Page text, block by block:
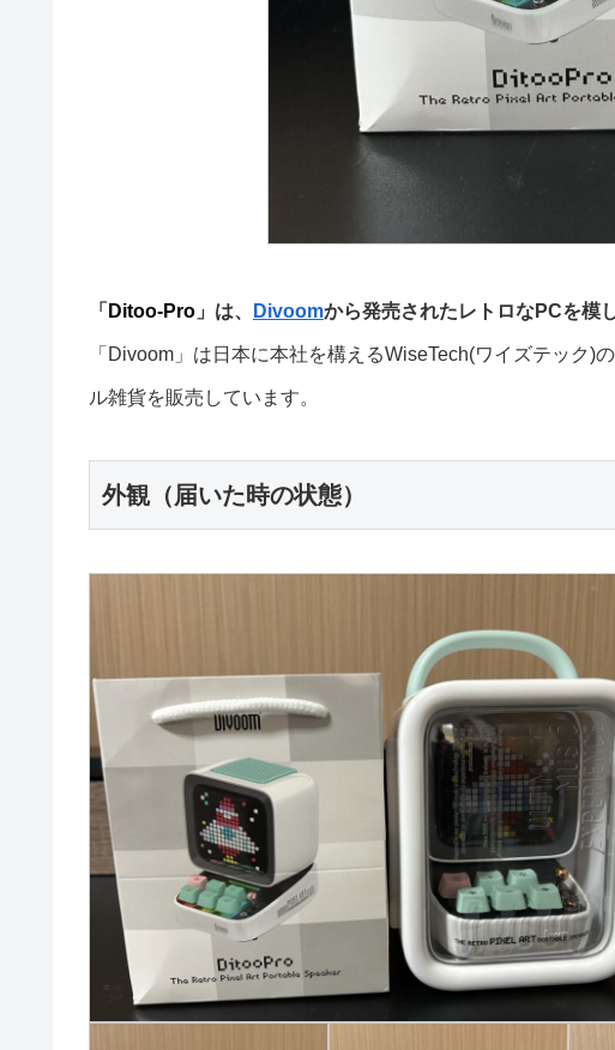
「 Ditoo-Pro 」は、 Divoomから発売されたレトロなPCを模
「Divoom」は日本に本社を構えるWiseTech(ワイズテック)
ル雑貨を販売しています。
外観（届いた時の状態）